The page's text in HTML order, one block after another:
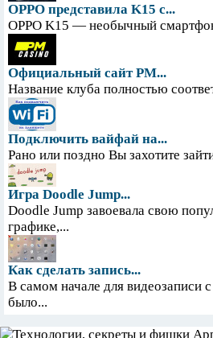
OPPO представила K15 с...
OPPO K15 — необычный
Официальный сайт PM...
Название клуба полностью
Подключить вайфай на...
Рано или поздно Вы захотите
Игра Doodle Jump...
Doodle Jump завоевала свою
графике,...
Как сделать запись...
В самом начале для видеозаписи
было...